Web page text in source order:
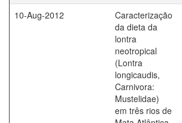
10-Aug-2012
Caracterização
da dieta da
lontra
neotropical
(Lontra
longicaudis,
Carnivora:
Mustelidae)
em três rios de